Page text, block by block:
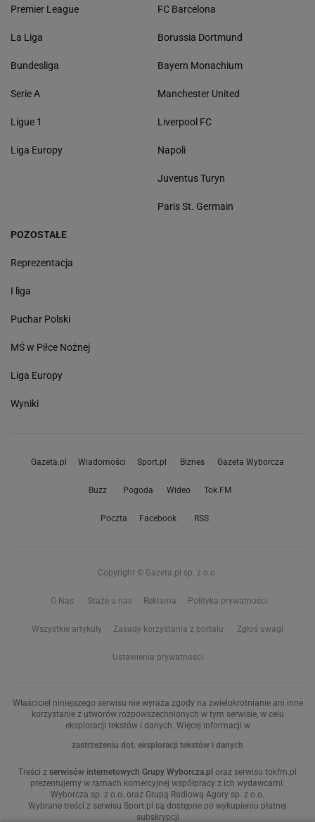
Premier League
La Liga
Bundesliga
Serie A
Ligue 1
Liga Europy
FC Barcelona
Borussia Dortmund
Bayern Monachium
Manchester United
Liverpool FC
Napoli
Juventus Turyn
Paris St. Germain
POZOSTAŁE
Reprezentacja
I liga
Puchar Polski
MŚ w Piłce Nożnej
Liga Europy
Wyniki
Gazeta.pl Wiadomości Sport.pl Biznes Gazeta Wyborcza
Buzz Pogoda Wideo Tok.FM
Poczta Facebook RSS
Copyright © Gazeta.pl sp. z o.o.
O Nas Staże u nas Reklama Polityka prywatności
Wszystkie artykuły Zasady korzystania z portalu Zgłoś uwagi
Ustawienia prywatności
Właściciel niniejszego serwisu nie wyraża zgody na zwielokrotnianie ani inne
korzystanie z utworów rozpowszechnionych w tym serwisie, w celu
eksploracji tekstów i danych. Więcej informacji w
zastrzeżeniu dot. eksploracji tekstów i danych
Treści z serwisów internetowych Grupy Wyborcza.pl oraz serwisu tokfm.pl
prezentujemy w ramach komercyjnej współpracy z ich wydawcami:
Wyborcza sp. z o.o. oraz Grupą Radiową Agory sp. z o.o.
Wybrane treści z serwisu Sport.pl są dostępne po wykupieniu płatnej
subskrypcji